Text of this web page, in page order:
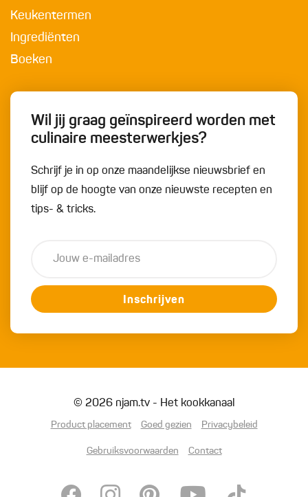
Keukentermen
Ingrediënten
Boeken
Wil jij graag geïnspireerd worden met
culinaire meesterwerkjes?
Schrijf je in op onze maandelijkse nieuwsbrief en
blijf op de hoogte van onze nieuwste recepten en
tips- & tricks.
Inschrijven
© 2026 njam.tv - Het kookkanaal
Product placement Goed gezien Privacybeleid
Gebruiksvoorwaarden Contact